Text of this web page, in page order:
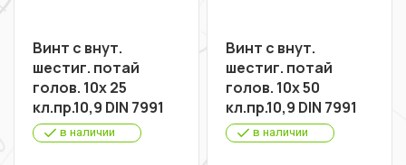
Винт с внут.
шестиг. потай
голов. 10х 25
кл.пр.10,9 DIN 7991
в наличии
Винт с внут.
шестиг. потай
голов. 10х 50
кл.пр.10,9 DIN 7991
в наличии